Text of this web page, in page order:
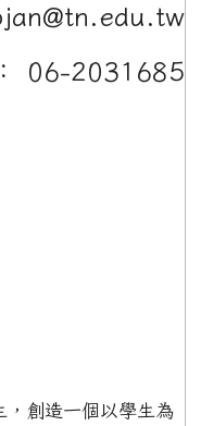
06-2031685
，創造一個以學生為